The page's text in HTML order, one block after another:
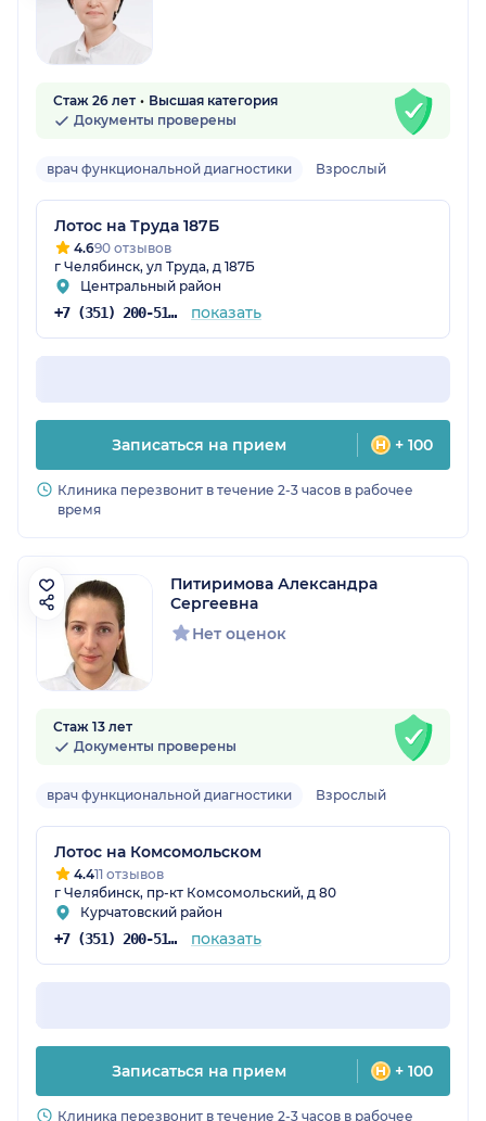
Стаж 26 лет
Высшая категория
Документы проверены
врач функциональной диагностики Взрослый
Лотос на Труда 187Б
4.690 отзывов
г Челябинск, ул Труда, д 187Б
Центральный район
+7 (351) 200-51-58 показать
Записаться на прием + 100
Клиника перезвонит в течение 2-3 часов в рабочее
время
Питиримова Александра
Сергеевна
Нет оценок
Стаж 13 лет
Документы проверены
врач функциональной диагностики Взрослый
Лотос на Комсомольском
4.411 отзывов
г Челябинск, пр-кт Комсомольский, д 80
Курчатовский район
+7 (351) 200-51-58 показать
Записаться на прием + 100
Клиника перезвонит в течение 2-3 часов в рабочее